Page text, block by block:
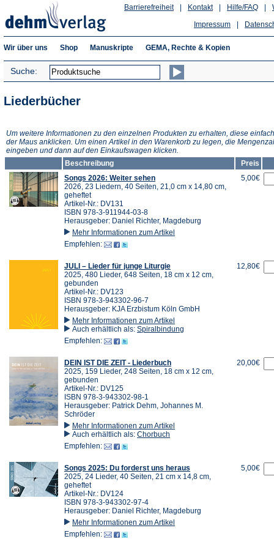
Hilfe/FAQ
Kontakt
Barrierefreiheit
Impressum
Wir über uns Shop Manuskripte GEMA, Rechte & Kopien
Suche:
Liederbücher
Um weitere Informationen zu den einzelnen Produkten zu erhalten, diese
der Maus anklicken. Um einen Artikel in den Warenkorb zu legen, die
eingeben und dann auf den Einkaufswagen klicken.
Beschreibung
Preis
Songs 2026: Weiter sehen
2026, 23 Liedern, 40 Seiten, 21,0 cm x 14,80 cm,
geheftet
Artikel-Nr.: DV131
ISBN 978-3-911944-03-8
Herausgeber: Daniel Richter, Magdeburg
Mehr Informationen zum Artikel
Empfehlen:
5,00€
JULI – Lieder für junge Liturgie
2025, 480 Lieder, 648 Seiten, 18 cm x 12 cm,
gebunden
Artikel-Nr.: DV123
ISBN 978-3-943302-96-7
Herausgeber: KJA Erzbistum Köln GmbH
Mehr Informationen zum Artikel
Auch erhältlich als: Spiralbindung
Empfehlen:
12,80€
DEIN IST DIE ZEIT - Liederbuch
2025, 159 Lieder, 248 Seiten, 18 cm x 12 cm,
gebunden
Artikel-Nr.: DV125
ISBN 978-3-943302-98-1
Herausgeber: Patrick Dehm, Johannes M.
Schröder
Mehr Informationen zum Artikel
Auch erhältlich als: Chorbuch
Empfehlen:
20,00€
Songs 2025: Du forderst uns heraus
2025, 24 Lieder, 40 Seiten, 21 cm x 14,8 cm,
geheftet
Artikel-Nr.: DV124
ISBN 978-3-943302-97-4
Herausgeber: Daniel Richter, Magdeburg
Mehr Informationen zum Artikel
Empfehlen:
5,00€